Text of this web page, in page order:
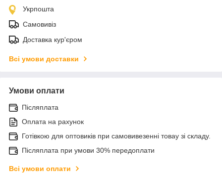
Укрпошта
Самовивіз
Доставка кур'єром
Всі умови доставки
Умови оплати
Післяплата
Оплата на рахунок
Готівкою для оптовиків при самовивезенні товау зі складу.
Післяплата при умови 30% передоплати
Всі умови оплати